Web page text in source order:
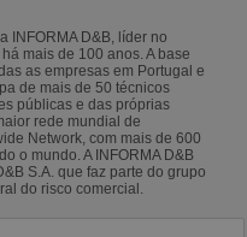
INFORMA D&B, líder no
mais de 100 anos. A base
as empresas em Portugal e
de mais de 50 técnicos
públicas e das próprias
rede mundial de
Network, com mais de 600
o mundo. A INFORMA D&B
S.A. que faz parte do grupo
do risco comercial.